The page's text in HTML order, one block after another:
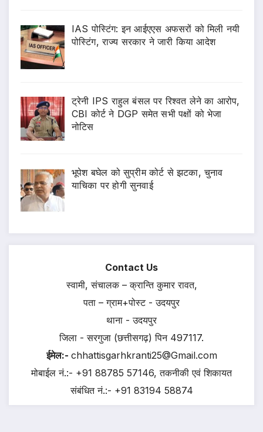
IAS पोस्टिंग: इन आईएएस अफसरों को मिली नयी
पोस्टिंग, राज्य सरकार ने जारी किया आदेश
ट्रेनी IPS राहुल बंसल पर रिश्वत लेने का आरोप,
CBI कोर्ट ने DGP समेत सभी पक्षों को भेजा
नोटिस
भूपेश बघेल को सुप्रीम कोर्ट से झटका, चुनाव
याचिका पर होगी सुनवाई
Contact Us
स्वामी, संचालक – क्रान्ति कुमार रावत,
पता – ग्राम+पोस्ट - उदयपुर
थाना - उदयपुर
जिला - सरगुजा (छत्तीसगढ़) पिन 497117.
ईमेल:- chhattisgarhkranti25@Gmail.com
मोबाईल नं.:- +91 88785 57146, तकनीकी एवं शिकायत
संबंधित नं.:- +91 83194 58874